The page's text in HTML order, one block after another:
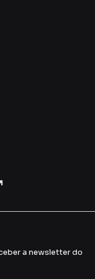
a newsletter do